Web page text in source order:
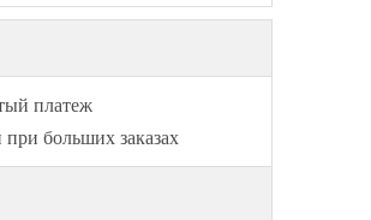
платеж
больших заказах